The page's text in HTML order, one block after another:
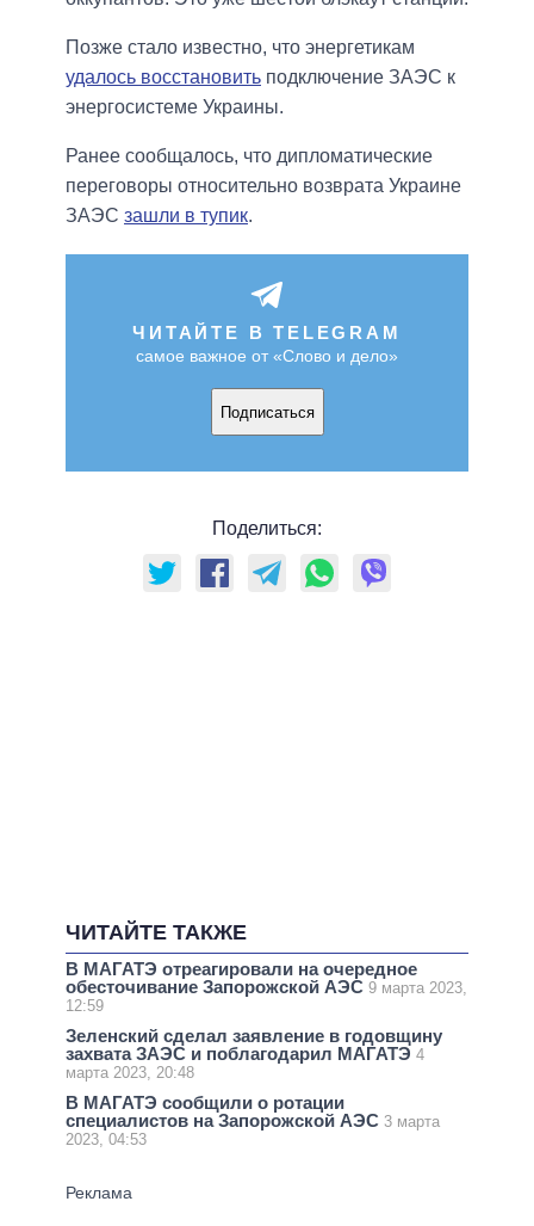
Позже стало известно, что энергетикам
удалось восстановить подключение ЗАЭС к
энергосистеме Украины.
Ранее сообщалось, что дипломатические
переговоры относительно возврата Украине
ЗАЭС зашли в тупик.
ЧИТАЙТЕ В TELEGRAM
самое важное от «Слово и дело»
Подписаться
Поделиться:
ЧИТАЙТЕ ТАКЖЕ
В МАГАТЭ отреагировали на очередное
обесточивание Запорожской АЭС 9 марта 2023,
12:59
Зеленский сделал заявление в годовщину
захвата ЗАЭС и поблагодарил МАГАТЭ 4
марта 2023, 20:48
В МАГАТЭ сообщили о ротации
специалистов на Запорожской АЭС 3 марта
2023, 04:53